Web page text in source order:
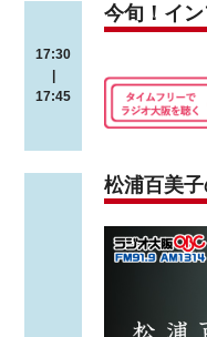
17:30
17:45
今旬！イ
松浦百美